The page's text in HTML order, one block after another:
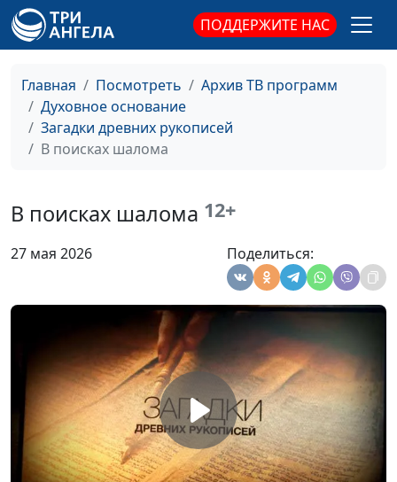
ПОДДЕРЖИТЕ НАС
Главная Посмотреть
Архив ТВ программ
Духовное основание
Загадки древних рукописей
В поисках шалома
В поисках шалома 12+
27 мая 2026 Поделиться:
корни
историк, богослов,
Александр Богданенков,
филолог, литературовед
"Рожденный
прежде": о чем
Олег Габрусевич,
священнослужитель,
Встреча с Богом:
третьего дня
Олег Габрусевич,
священнослужитель,
историк, богослов,
Александр Богданенков,
священнослужитель,
филолог, литературовед
#146
"О, если бы ты был
холоден!"
Олег Габрусевич,
священнослужитель,
историк, богослов,
Александр Богданенков,
#145